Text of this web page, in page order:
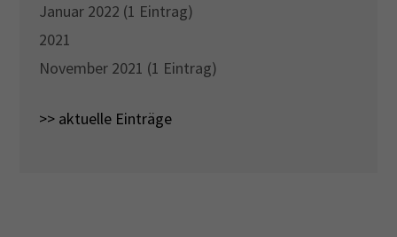
Januar 2022 (1 Eintrag)
2021
November 2021 (1 Eintrag)
>> aktuelle Einträge